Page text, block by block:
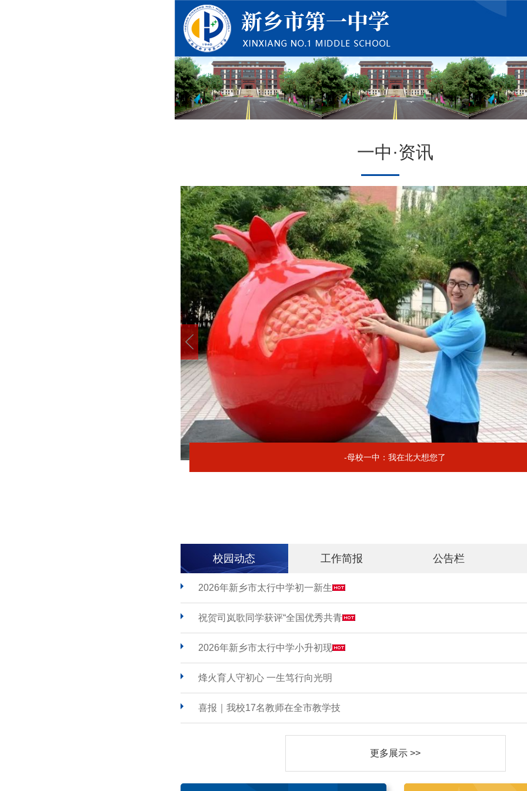
一中·资讯
-母校一中：我在北大想您了
校园动态 工作简报 公告栏
2026年新乡市太行中学初一新生
祝贺司岚歌同学获评“全国优秀共青
2026年新乡市太行中学小升初现
烽火育人守初心 一生笃行向光明
喜报｜我校17名教师在全市教学技
更多展示 >>